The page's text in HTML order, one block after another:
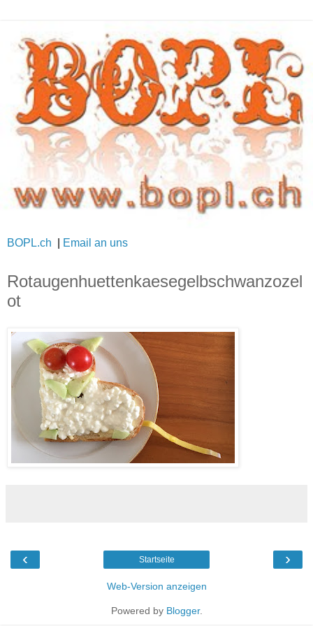
BOPL.ch Email an uns
Rotaugenhuettenkaesegelbschwanzozel
ot
‹ ›
Startseite
Web-Version anzeigen
Powered by Blogger.